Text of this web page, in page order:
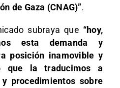
de Gaza (CNAG)”.
subraya que “hoy,
esta demanda y
posición inamovible y
que la traducimos a
procedimientos sobre